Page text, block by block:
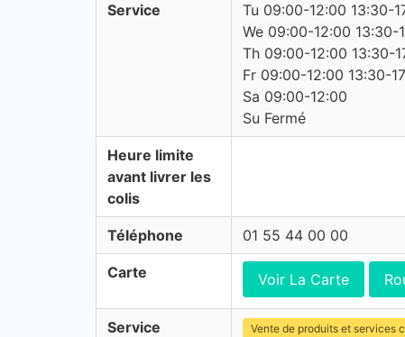
Service
Tu 09:00-12:00 13:30-
We 09:00-12:00 13:30-
Th 09:00-12:00 13:30-
Fr 09:00-12:00 13:30-
Sa 09:00-12:00
Su Fermé
Heure limite
avant livrer les
colis
Téléphone 01 55 44 00 00
Carte Voir La Carte
Service Vente de produits et services